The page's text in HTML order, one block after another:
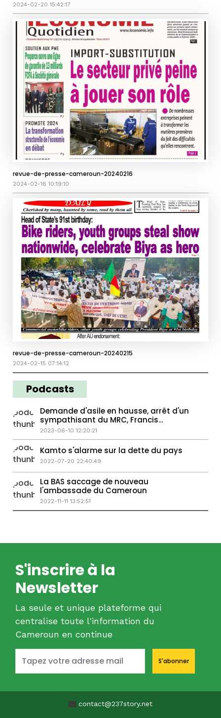
2024-02-20 15:42:17
revue-de-presse-cameroun-20240216
2024-02-16 10:19:10
revue-de-presse-cameroun-20240215
2024-02-15 07:14:12
Podcasts
Demande d'asile en hausse, arrêt d'un
sympathisant du MRC, Francis
Ngannou
2023-06-10 12:20:21
Kamto s'alarme sur la dette du pays
2022-07-20 22:40:49
La BAS saccage de nouveau
l'ambassade du Cameroun
2022-11-11 13:52:51
S'inscrire à la
Newsletter
La seule et unique plateforme qui
centralise toute l'information du
Cameroun en continue
S'abonner
contact@237story.net